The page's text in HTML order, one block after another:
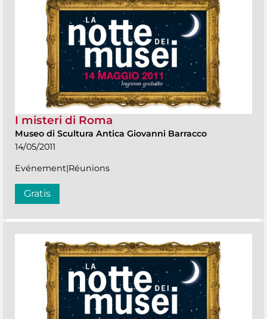
I misteri di Roma
Museo di Scultura Antica Giovanni Barracco
14/05/2011
Evénement|Réunions
Gratis